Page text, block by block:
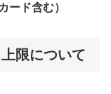
ード含む）
限について